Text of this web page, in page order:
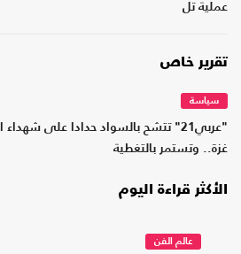
عملية تل
تقرير خاص
سياسة
"عربي21" تتشح بالسواد حدادا على
غزة.. وتستمر بالتغطية
الأكثر قراءة اليوم
عالم الفن